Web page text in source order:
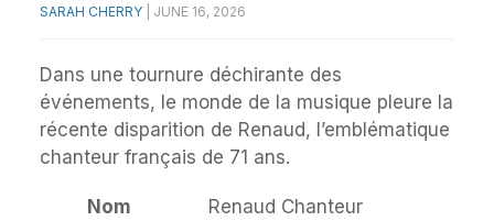
SARAH CHERRY JUNE 16, 2026
Dans une tournure déchirante des
événements, le monde de la musique pleure la
récente disparition de Renaud, l’emblématique
chanteur français de 71 ans.
Nom Renaud Chanteur